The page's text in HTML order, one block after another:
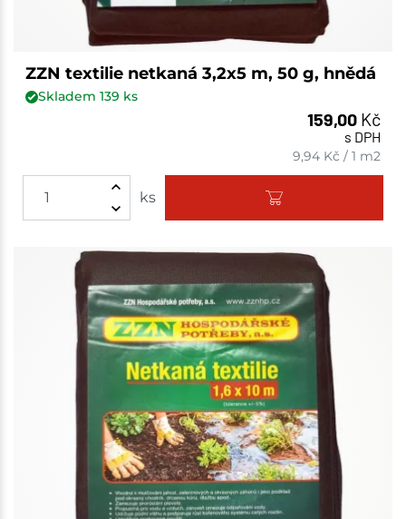
ZZN textilie netkaná 3,2x5 m, 50 g, hnědá
Skladem 139 ks
159,00 Kč
s DPH
9,94 Kč /1 m2
ks